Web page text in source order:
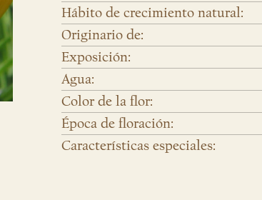
Hábito de crecimiento natural:
Originario de:
Exposición:
Agua:
Color de la flor:
Época de floración:
Características especiales: